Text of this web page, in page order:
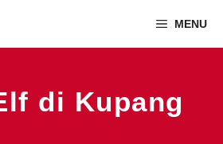
MENU
di Kupang